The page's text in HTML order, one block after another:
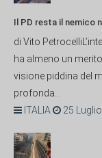
Il PD resta il nemico
di Vito
ha almeno un
visione piddina del
profonda...
ITALIA
25